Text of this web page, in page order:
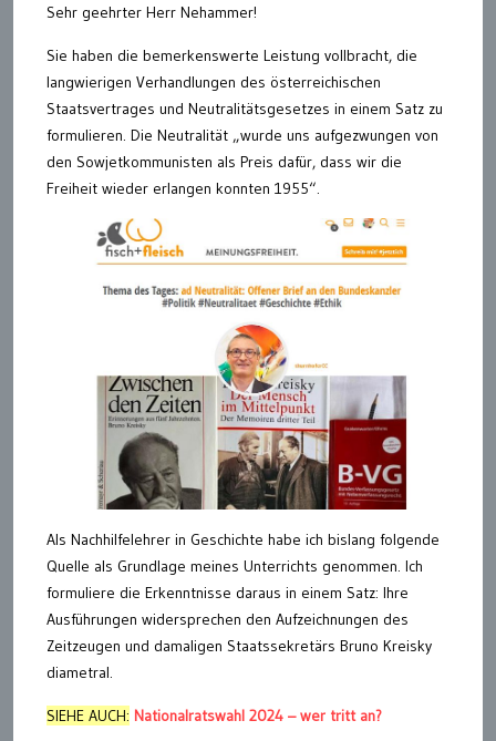
Sehr geehrter Herr Nehammer!
Sie haben die bemerkenswerte Leistung vollbracht, die
langwierigen Verhandlungen des österreichischen
Staatsvertrages und Neutralitätsgesetzes in einem Satz zu
formulieren. Die Neutralität „wurde uns aufgezwungen von
den Sowjetkommunisten als Preis dafür, dass wir die
Freiheit wieder erlangen konnten 1955“.
Als Nachhilfelehrer in Geschichte habe ich bislang folgende
Quelle als Grundlage meines Unterrichts genommen. Ich
formuliere die Erkenntnisse daraus in einem Satz: Ihre
Ausführungen widersprechen den Aufzeichnungen des
Zeitzeugen und damaligen Staatssekretärs Bruno Kreisky
diametral.
SIEHE AUCH: Nationalratswahl 2024 – wer tritt an?